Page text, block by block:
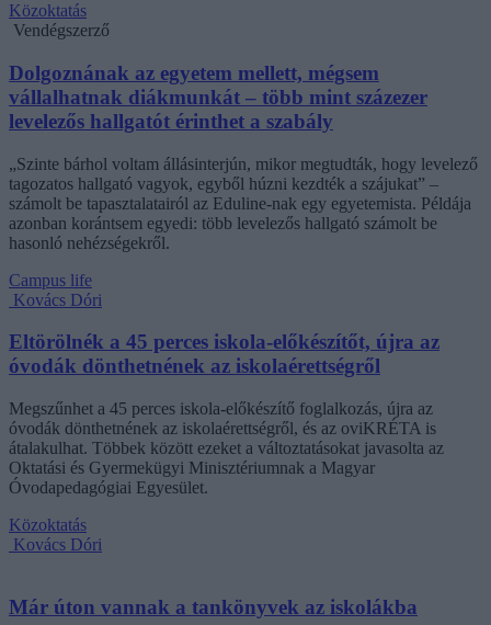
Közoktatás
Vendégszerző
Dolgoznának az egyetem mellett, mégsem
vállalhatnak diákmunkát – több mint százezer
levelezős hallgatót érinthet a szabály
„Szinte bárhol voltam állásinterjún, mikor megtudták, hogy levelező
tagozatos hallgató vagyok, egyből húzni kezdték a szájukat” –
számolt be tapasztalatairól az Eduline-nak egy egyetemista. Példája
azonban korántsem egyedi: több levelezős hallgató számolt be
hasonló nehézségekről.
Campus life
Kovács Dóri
Eltörölnék a 45 perces iskola-előkészítőt, újra az
óvodák dönthetnének az iskolaérettségről
Megszűnhet a 45 perces iskola-előkészítő foglalkozás, újra az
óvodák dönthetnének az iskolaérettségről, és az oviKRÉTA is
átalakulhat. Többek között ezeket a változtatásokat javasolta az
Oktatási és Gyermekügyi Minisztériumnak a Magyar
Óvodapedagógiai Egyesület.
Közoktatás
Kovács Dóri
Már úton vannak a tankönyvek az iskolákba